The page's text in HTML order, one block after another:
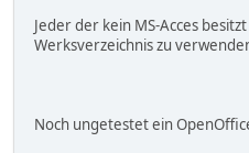
Jeder der kein MS-Acces
Werksverzeichnis zu
Noch ungetestet ein